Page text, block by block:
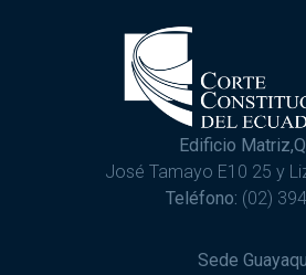
Edificio
José Tamayo E10 25 y
Teléfono: (02)
Sede